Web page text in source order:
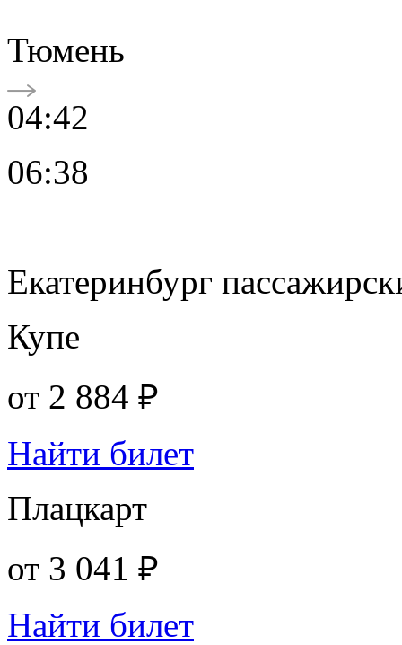
Тюмень
04:42
06:38
Екатеринбург
Купе
от 2 884 ₽
Найти билет
Плацкарт
от 3 041 ₽
Найти билет